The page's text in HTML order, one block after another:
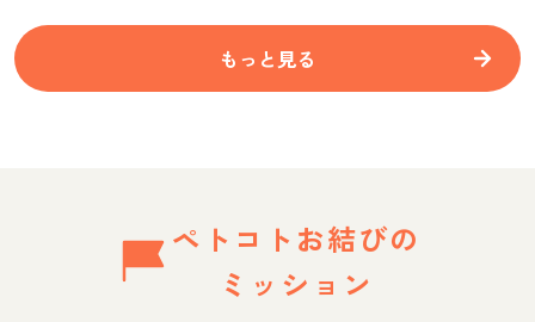
もっと見る
ペトコトお結びの
ミッション